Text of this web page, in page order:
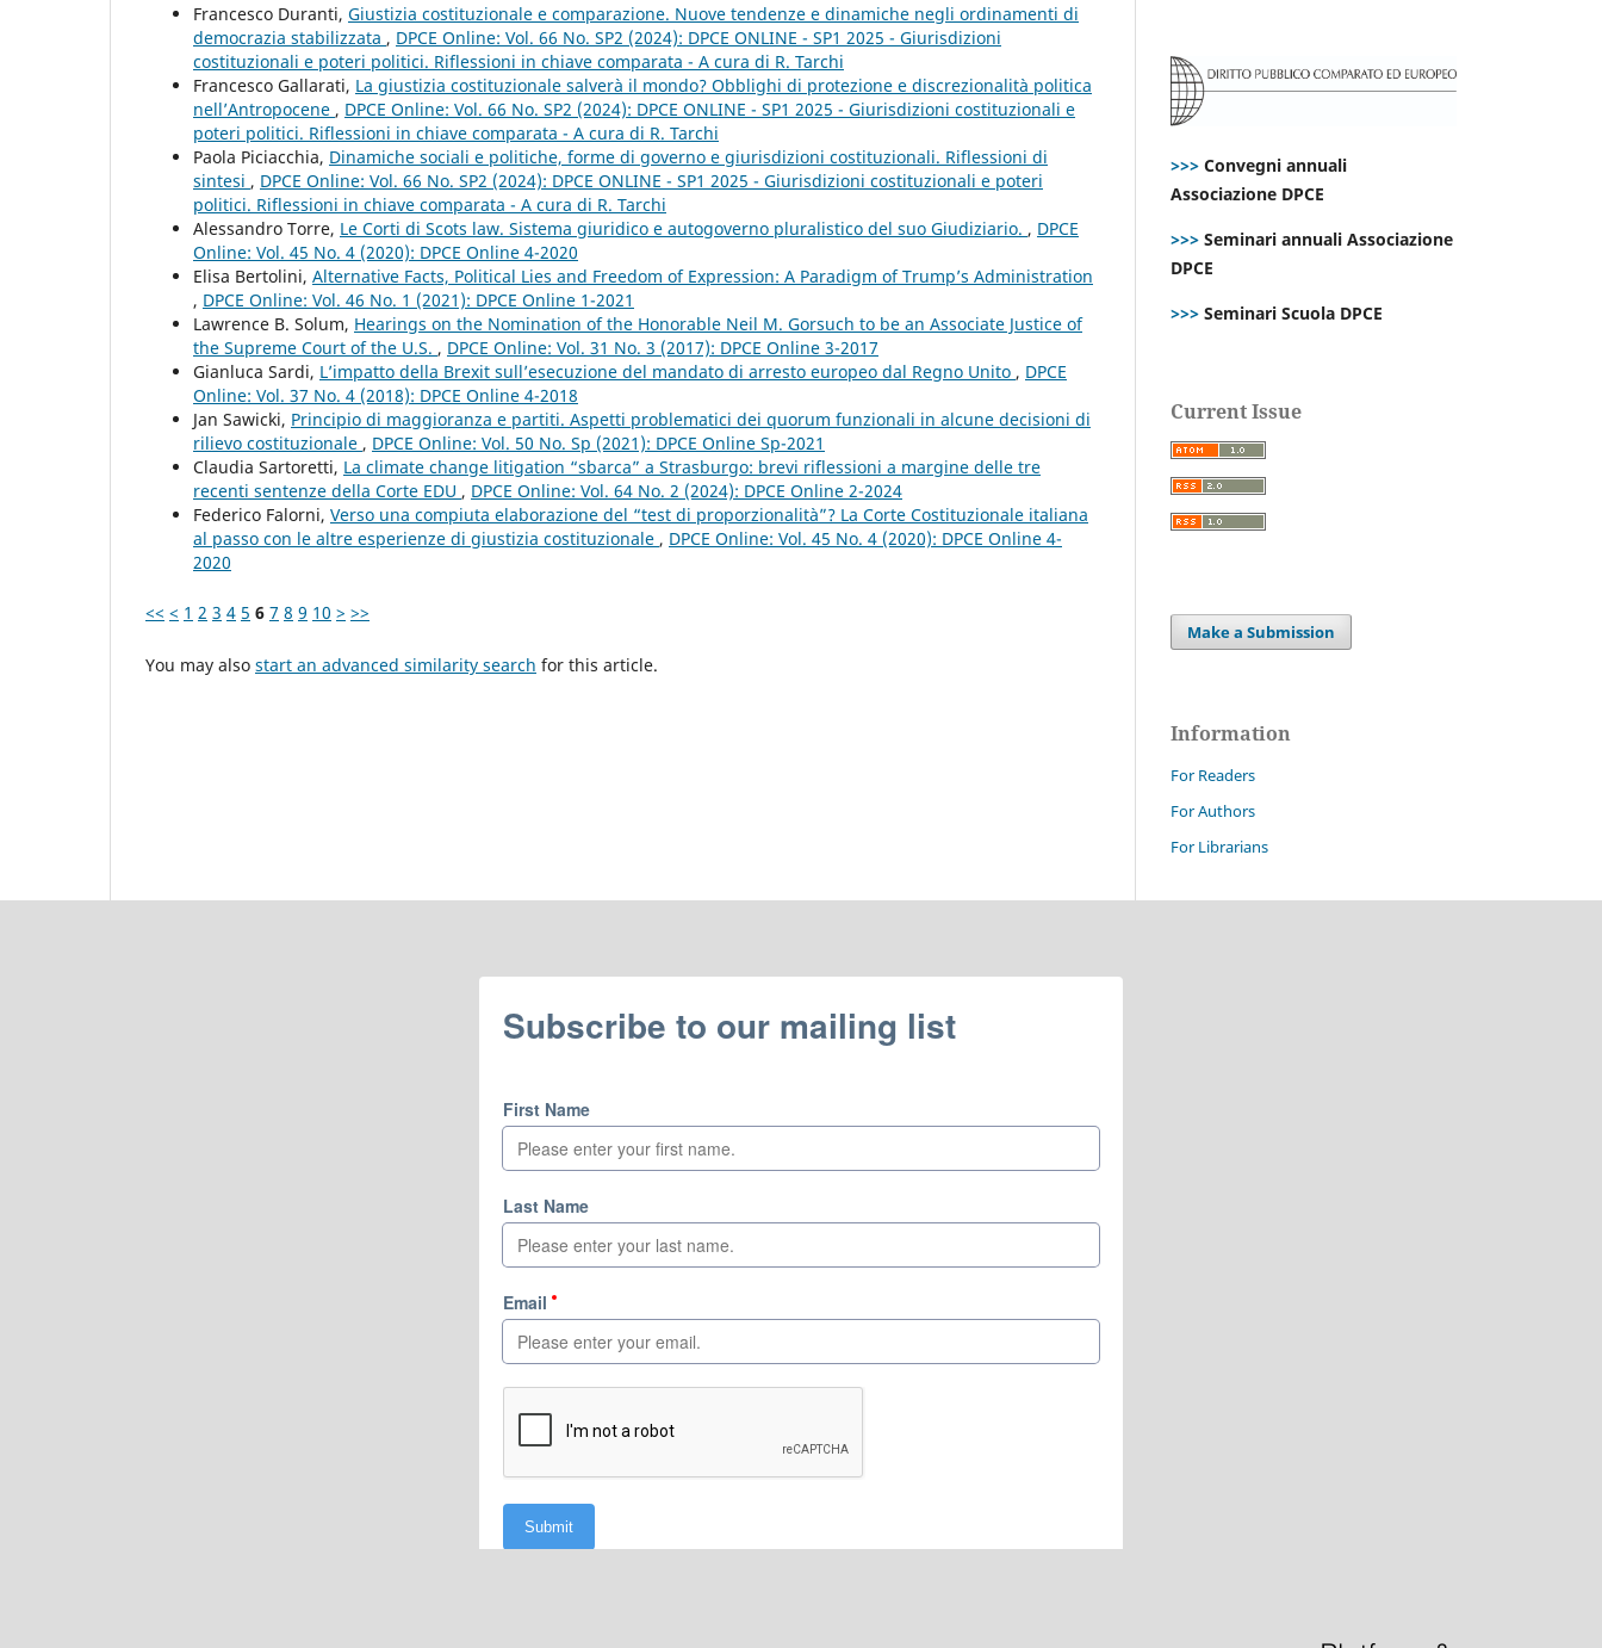
Francesco Duranti, Giustizia costituzionale e comparazione. Nuove tendenze e dinamiche negli ordinamenti di
democrazia stabilizzata , DPCE Online: Vol. 66 No. SP2 (2024): DPCE ONLINE - SP1 2025 - Giurisdizioni
costituzionali e poteri politici. Riflessioni in chiave comparata - A cura di R. Tarchi
Francesco Gallarati, La giustizia costituzionale salverà il mondo? Obblighi di protezione e discrezionalità politica
nell’Antropocene , DPCE Online: Vol. 66 No. SP2 (2024): DPCE ONLINE - SP1 2025 - Giurisdizioni costituzionali e
poteri politici. Riflessioni in chiave comparata - A cura di R. Tarchi
Paola Piciacchia, Dinamiche sociali e politiche, forme di governo e giurisdizioni costituzionali. Riflessioni di
sintesi , DPCE Online: Vol. 66 No. SP2 (2024): DPCE ONLINE - SP1 2025 - Giurisdizioni costituzionali e poteri
politici. Riflessioni in chiave comparata - A cura di R. Tarchi
Alessandro Torre, Le Corti di Scots law. Sistema giuridico e autogoverno pluralistico del suo Giudiziario. , DPCE
Online: Vol. 45 No. 4 (2020): DPCE Online 4-2020
Elisa Bertolini, Alternative Facts, Political Lies and Freedom of Expression: A Paradigm of Trump’s Administration
, DPCE Online: Vol. 46 No. 1 (2021): DPCE Online 1-2021
Lawrence B. Solum, Hearings on the Nomination of the Honorable Neil M. Gorsuch to be an Associate Justice of
the Supreme Court of the U.S. , DPCE Online: Vol. 31 No. 3 (2017): DPCE Online 3-2017
Gianluca Sardi, L’impatto della Brexit sull’esecuzione del mandato di arresto europeo dal Regno Unito , DPCE
Online: Vol. 37 No. 4 (2018): DPCE Online 4-2018
Jan Sawicki, Principio di maggioranza e partiti. Aspetti problematici dei quorum funzionali in alcune decisioni di
rilievo costituzionale , DPCE Online: Vol. 50 No. Sp (2021): DPCE Online Sp-2021
Claudia Sartoretti, La climate change litigation “sbarca” a Strasburgo: brevi riflessioni a margine delle tre
recenti sentenze della Corte EDU , DPCE Online: Vol. 64 No. 2 (2024): DPCE Online 2-2024
Federico Falorni, Verso una compiuta elaborazione del “test di proporzionalità”? La Corte Costituzionale italiana
al passo con le altre esperienze di giustizia costituzionale , DPCE Online: Vol. 45 No. 4 (2020): DPCE Online 4-
2020
<< < 1 2 3 4 5 6 7 8 9 10 > >>
You may also start an advanced similarity search for this article.
>>> Convegni annuali
Associazione DPCE
>>> Seminari annuali Associazione
DPCE
>>> Seminari Scuola DPCE
Current Issue
Make a Submission
Information
For Readers
For Authors
For Librarians